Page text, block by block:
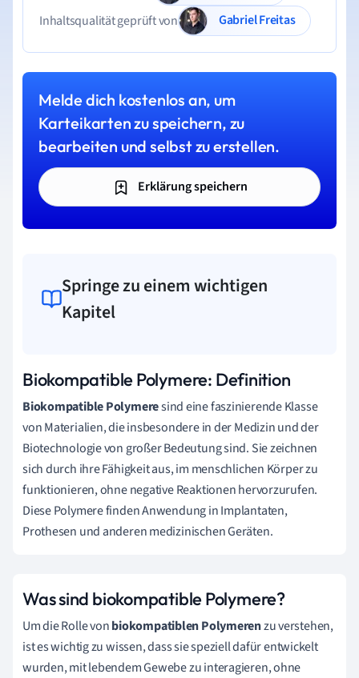
Inhaltsqualität geprüft von
Gabriel Freitas
Melde dich kostenlos an, um
Karteikarten zu speichern, zu
bearbeiten und selbst zu erstellen.
Erklärung speichern
Springe zu einem wichtigen
Kapitel
Biokompatible Polymere: Definition
Biokompatible Polymeresind eine faszinierende Klasse
von Materialien, die insbesondere in der Medizin und der
Biotechnologie von großer Bedeutung sind. Sie zeichnen
sich durch ihre Fähigkeit aus, im menschlichen Körper zu
funktionieren, ohne negative Reaktionen hervorzurufen.
Diese Polymere finden Anwendung in Implantaten,
Prothesen und anderen medizinischen Geräten.
Was sind biokompatible Polymere?
Um die Rolle vonbiokompatiblen Polymerenzu verstehen,
ist es wichtig zu wissen, dass sie speziell dafür entwickelt
wurden, mit lebendem Gewebe zu interagieren, ohne